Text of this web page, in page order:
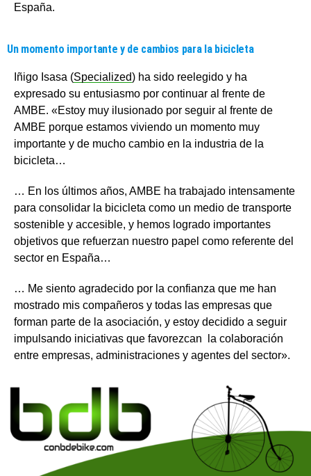
España.
Un momento importante y de cambios para la bicicleta
Iñigo Isasa (Specialized) ha sido reelegido y ha
expresado su entusiasmo por continuar al frente de
AMBE. «Estoy muy ilusionado por seguir al frente de
AMBE porque estamos viviendo un momento muy
importante y de mucho cambio en la industria de la
bicicleta…
… En los últimos años, AMBE ha trabajado intensamente
para consolidar la bicicleta como un medio de transporte
sostenible y accesible, y hemos logrado importantes
objetivos que refuerzan nuestro papel como referente del
sector en España…
… Me siento agradecido por la confianza que me han
mostrado mis compañeros y todas las empresas que
forman parte de la asociación, y estoy decidido a seguir
impulsando iniciativas que favorezcan la colaboración
entre empresas, administraciones y agentes del sector».